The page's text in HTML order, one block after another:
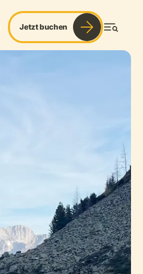
Jetzt buchen Menü